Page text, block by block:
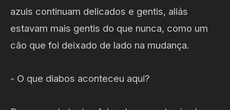
azuis continuam delicados e gentis, aliás
estavam mais gentis do que nunca, como um
cão que foi deixado de lado na mudança.
- O que diabos aconteceu aqui?